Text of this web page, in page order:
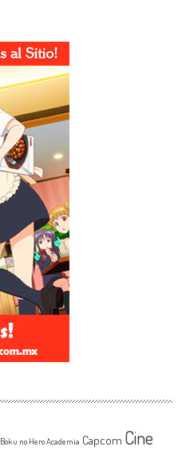
Boku no Hero Academia Capcom Cine